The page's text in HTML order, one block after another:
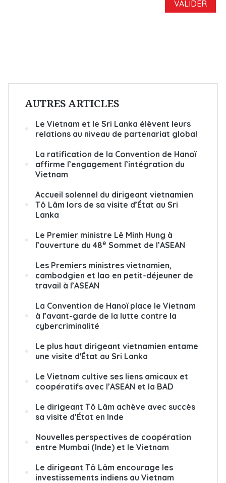
AUTRES ARTICLES
Le Vietnam et le Sri Lanka élèvent leurs
relations au niveau de partenariat global
La ratification de la Convention de Hanoï
affirme l’engagement l’intégration du
Vietnam
Accueil solennel du dirigeant vietnamien
Tô Lâm lors de sa visite d’État au Sri
Lanka
Le Premier ministre Lê Minh Hung à
l’ouverture du 48e Sommet de l’ASEAN
Les Premiers ministres vietnamien,
cambodgien et lao en petit-déjeuner de
travail à l’ASEAN
La Convention de Hanoï place le Vietnam
à l’avant-garde de la lutte contre la
cybercriminalité
Le plus haut dirigeant vietnamien entame
une visite d'État au Sri Lanka
Le Vietnam cultive ses liens amicaux et
coopératifs avec l’ASEAN et la BAD
Le dirigeant Tô Lâm achève avec succès
sa visite d’État en Inde
Nouvelles perspectives de coopération
entre Mumbai (Inde) et le Vietnam
Le dirigeant Tô Lâm encourage les
investissements indiens au Vietnam